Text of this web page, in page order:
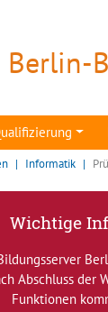
Informatik
Wichtige
Abschluss der
Funktionen